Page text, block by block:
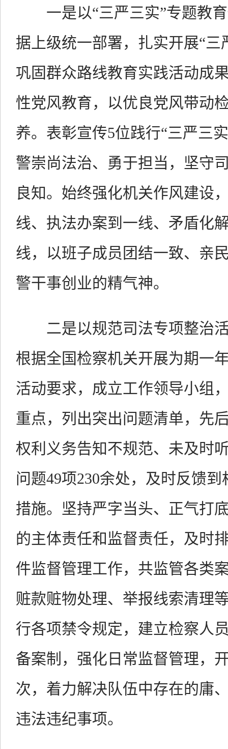
一是以“三严三实”专题教育
据上级统一部署，扎实开展“
巩固群众路线教育实践活动成
性党风教育，以优良党风带动
养。表彰宣传5位践行“三严三
警崇尚法治、勇于担当，坚守
良知。始终强化机关作风建设
线、执法办案到一线、矛盾化
线，以班子成员团结一致、亲
警干事创业的精气神。
二是以规范司法专项整治活
根据全国检察机关开展为期一
活动要求，成立工作领导小组
重点，列出突出问题清单，先
权利义务告知不规范、未及时
问题49项230余处，及时反馈
措施。坚持严字当头、正气打
的主体责任和监督责任，及时
件监督管理工作，共监管各类
赃款赃物处理、举报线索清理
行各项禁令规定，建立检察人
备案制，强化日常监督管理，
次，着力解决队伍中存在的庸
违法违纪事项。